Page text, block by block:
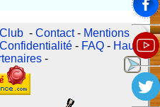
-Contact- Mentions
- FAQ - Haut
-